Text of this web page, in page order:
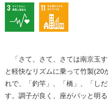
「さて、さて、さては南京玉
と軽快なリズムに乗って竹製
れで、「釣竿」、「橋」、「し
す。調子が良く、座がパッと明